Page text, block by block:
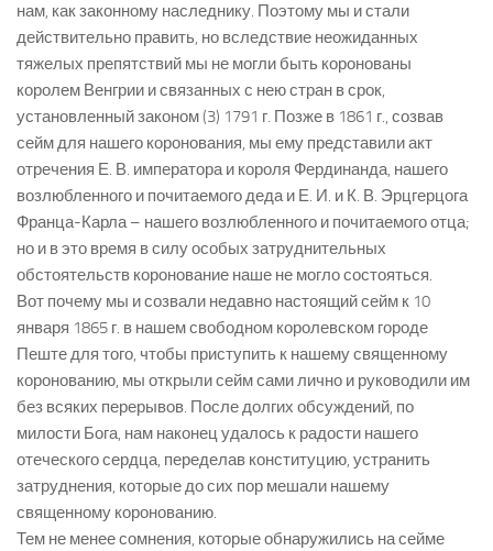
нам, как законному наследнику. Поэтому мы и стали
действительно править, но вследствие неожиданных
тяжелых препятствий мы не могли быть коронованы
королем Венгрии и связанных с нею стран в срок,
установленный законом (3) 1791 г. Позже в 1861 г., созвав
сейм для нашего коронования, мы ему представили акт
отречения Е. В. императора и короля Фердинанда, нашего
возлюбленного и почитаемого деда и Е. И. и К. В. Эрцгерцога
Франца-Карла – нашего возлюбленного и почитаемого отца;
но и в это время в силу особых затруднительных
обстоятельств коронование наше не могло состояться.
Вот почему мы и созвали недавно настоящий сейм к 10
января 1865 г. в нашем свободном королевском городе
Пеште для того, чтобы приступить к нашему священному
коронованию, мы открыли сейм сами лично и руководили им
без всяких перерывов. После долгих обсуждений, по
милости Бога, нам наконец удалось к радости нашего
отеческого сердца, переделав конституцию, устранить
затруднения, которые до сих пор мешали нашему
священному коронованию.
Тем не менее сомнения, которые обнаружились на сейме